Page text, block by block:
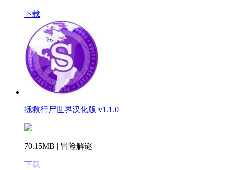
下载
拯救行尸世界汉化版 v1.1.0
70.15MB | 冒险解谜
下载